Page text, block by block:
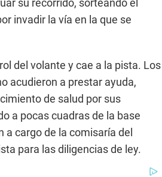
su recorrido, sorteando el
invadir la vía en la que se
del volante y cae a la pista. Los
acudieron a prestar ayuda,
de salud por sus
a pocas cuadras de la base
cargo de la comisaría del
para las diligencias de ley.